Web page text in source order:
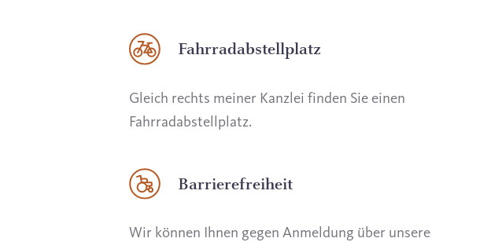
Fahrradabstellplatz
Gleich rechts meiner Kanzlei finden Sie einen
Fahrradabstellplatz.
Barrierefreiheit
Wir können Ihnen gegen Anmeldung über unsere